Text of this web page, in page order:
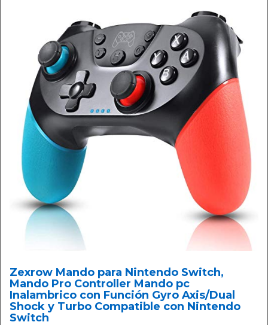
Zexrow Mando para Nintendo Switch,
Mando Pro Controller Mando pc
Inalambrico con Función Gyro Axis/Dual
Shock y Turbo Compatible con Nintendo
Switch